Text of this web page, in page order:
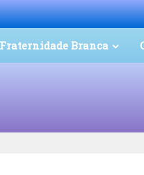
Branca